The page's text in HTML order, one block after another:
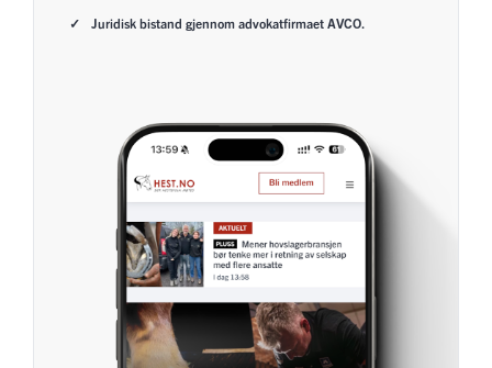
Juridisk bistand gjennom advokatfirmaet AVCO.